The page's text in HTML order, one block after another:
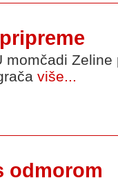
momčadi
više...
odmorom